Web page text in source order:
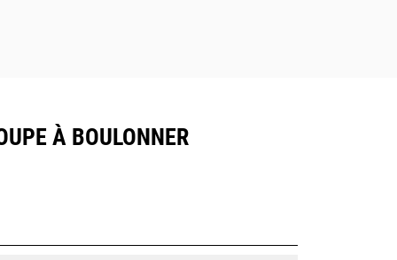
À BOULONNER